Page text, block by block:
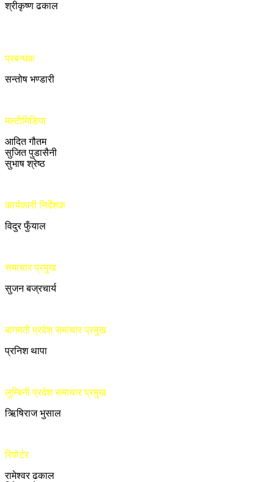
श्रीकृष्ण ढकाल
प्रबन्धक
सन्तोष भण्डारी
मल्टीमिडिया
आदित गौतम
सुजित पुडासैनी
सुभाष श्रेष्ठ
कार्यकारी निर्देशक
विदुर फुँयाल
समाचार प्रमुख
सुजन बज्रचार्य
बागमती प्रदेश समाचार प्रमुख
प्रनिश थापा
लुम्बिनी प्रदेश समाचार प्रमुख
ऋिषिराज भुसाल
रिपोर्टर
रामेश्वर ढकाल